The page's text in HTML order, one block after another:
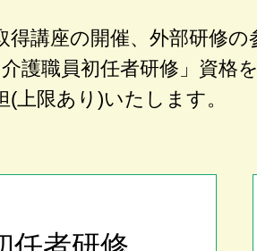
得講座の開催、外部研修
護職員初任者研修」資
上限あり)いたします。